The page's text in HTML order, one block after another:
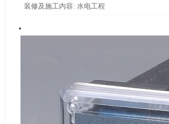
装修及施工内容: 水电工程